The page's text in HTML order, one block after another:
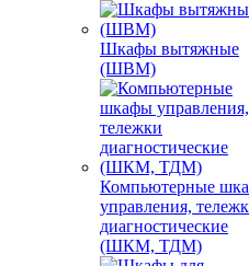
Шкафы вытяжные
(ШВМ)
Компьютерные
управления,
диагностические
(ШКМ, ТДМ)